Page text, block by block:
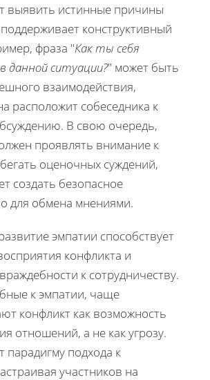
выявить истинные причины
конструктивный
фраза "Как ты себя
данной ситуации?" может быть
взаимодействия,
расположит собеседника к
В свою очередь,
проявлять внимание к
оценочных суждений,
создать безопасное
для обмена мнениями.
эмпатии способствует
конфликта и
к сотрудничеству.
к эмпатии, чаще
конфликт как возможность
отношений, а не как угрозу.
парадигму подхода к
участников на